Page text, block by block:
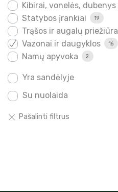
Kibirai, vonelės, dubenys
Statybos įrankiai 19
Trąšos ir augalų priežiūra
Vazonai ir daugyklos 16
Namų apyvoka 2
Yra sandėlyje
Su nuolaida